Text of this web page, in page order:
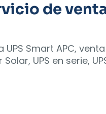
de
Smart APC,
UPS en serie,